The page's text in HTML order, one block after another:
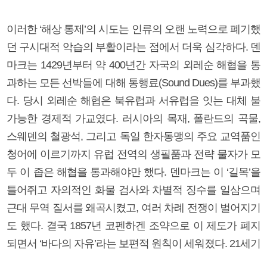
이러한 ‘해상 통제’의 시도는 인류의 오랜 노력으로 폐기했
던 구시대적 악습의 부활이라는 점에서 더욱 심각하다. 덴
마크는 1429년부터 약 400년간 자국의 외레순 해협을 통
과하는 모든 선박들에 대해 통행료(Sound Dues)를 부과했
다. 당시 외레순 해협은 북유럽과 서유럽을 잇는 대체 불
가능한 경제적 가교였다. 러시아의 목재, 폴란드의 곡물,
스웨덴의 철광석, 그리고 독일 한자동맹의 주요 교역품인
청어에 이르기까지 유럽 전역의 생필품과 전략 물자가 모
두 이 좁은 해협을 통과해야만 했다. 덴마크는 이 ‘길목’을
틀어쥐고 자의적인 화물 검사와 차별적 징수를 일삼으며
근대 무역 질서를 왜곡시켰고, 여러 차례 전쟁이 벌어지기
도 했다. 결국 1857년 코펜하겐 조약으로 이 제도가 폐지
되면서 ‘바다의 자유’라는 보편적 원칙이 세워졌다. 21세기